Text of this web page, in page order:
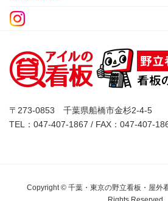
〒273-0853 千葉県船橋市金杉2-4-5
TEL：047-407-1867 / FAX：047-407-
Copyright © 千葉・東京の野立看板・屋外